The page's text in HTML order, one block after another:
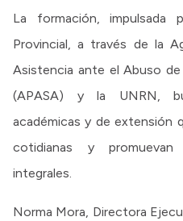
La formación, impulsada
Provincial, a través de la
Asistencia ante el Abuso
(APASA) y la UNRN,
académicas y de extensión
cotidianas y
integrales.
Norma Mora, Directora